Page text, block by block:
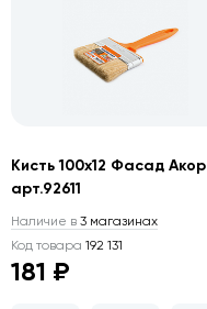
Кисть 100х12 Фасад Акор
арт.92611
Наличие в 3 магазинах
Код товара 192 131
181 ₽